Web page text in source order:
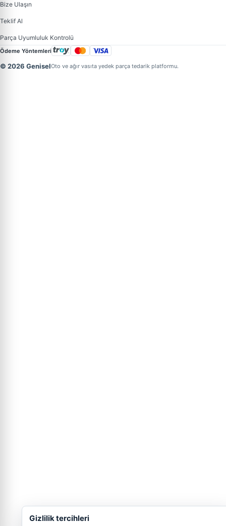
Bize Ulaşın
Teklif Al
Parça Uyumluluk Kontrolü
Ödeme Yöntemleri
© 2026 GeniselOto ve ağır vasıta yedek parça tedarik platformu.
Gizlilik tercihleri